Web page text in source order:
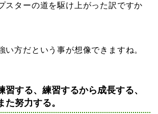
スターの道を駆け上がった訳ですか
い方だという事が想像できますね。
習する、練習するから成長する、
た努力する。